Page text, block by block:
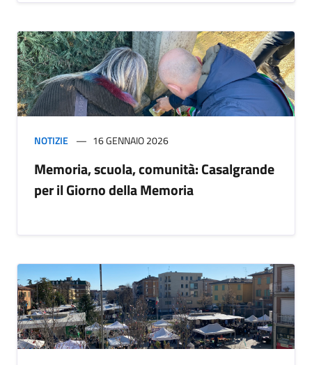
NOTIZIE 16 GENNAIO 2026
Memoria, scuola, comunità: Casalgrande
per il Giorno della Memoria